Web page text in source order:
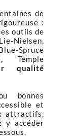
de
:
outils de
Nielsen,
Spruce
Temple
qualité
bonnes
et
attractifs,
y accéder